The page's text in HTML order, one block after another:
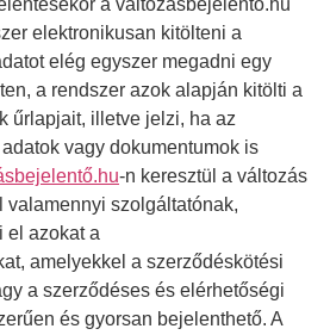
elektronikusan kitölteni a
elég egyszer megadni egy
a rendszer azok alapján kitölti a
űrlapjait, illetve jelzi, ha az
vagy dokumentumok is
-n keresztül a változás
valamennyi szolgáltatónak,
el azokat a
amelyekkel a szerződéskötési
a szerződéses és elérhetőségi
és gyorsan bejelenthető. A